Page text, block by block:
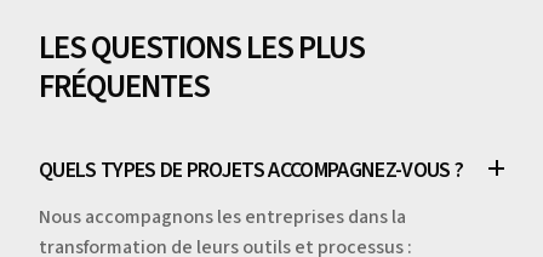
5
6
8
0
1
3
9
8
7
5
4
2
LES QUESTIONS LES PLUS
FRÉQUENTES
QUELS TYPES DE PROJETS ACCOMPAGNEZ-VOUS ?
Nous accompagnons les entreprises dans la
transformation de leurs outils et processus :